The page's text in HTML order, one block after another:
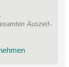
Auszeit-